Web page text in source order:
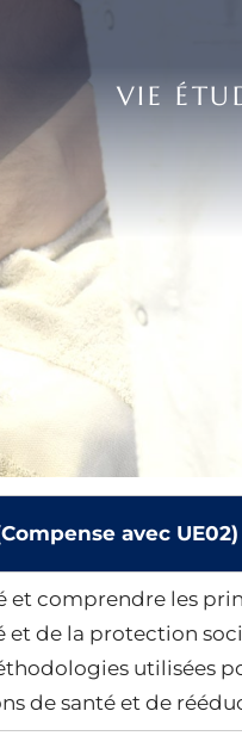
VIE
avec UE02)
comprendre les
et de la protection
utilisées
de santé et de